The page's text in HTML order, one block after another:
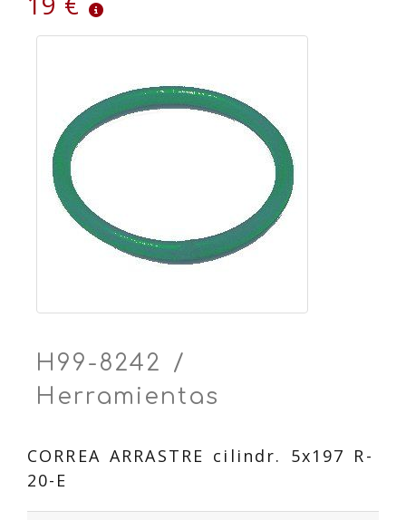
H99-8242 /
Herramientas
CORREA ARRASTRE cilindr. 5x197 R-
20-E